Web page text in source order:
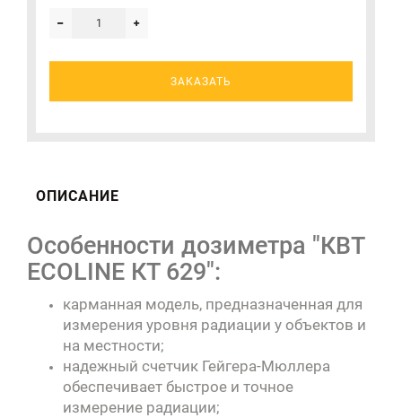
ЗАКАЗАТЬ
ОПИСАНИЕ
Особенности дозиметра "КВТ
ECOLINE КТ 629":
карманная модель, предназначенная для
измерения уровня радиации у объектов и
на местности;
надежный счетчик Гейгера-Мюллера
обеспечивает быстрое и точное
измерение радиации;